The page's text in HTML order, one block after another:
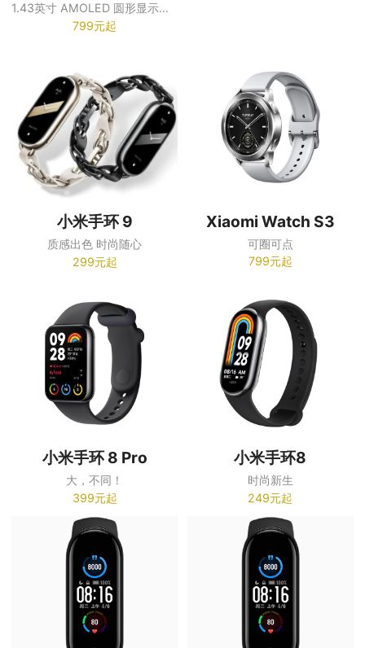
1.43英寸 AMOLED 圆形显示屏，466×466 分辨率
799元起
小米手环 9
质感出色 时尚随心
299元起
Xiaomi Watch S3
可圈可点
799元起
小米手环 8 Pro
大，不同！
399元起
小米手环8
时尚新生
249元起